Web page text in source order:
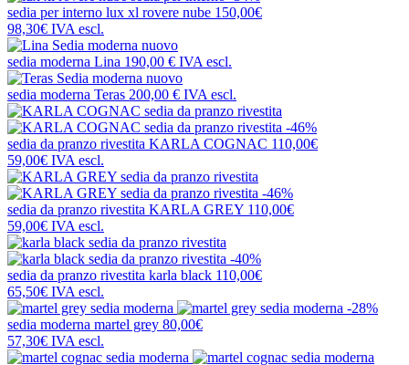
sedia per interno lux xl rovere nube 150,00€
98,30€ IVA escl.
nuovo
sedia moderna Lina 190,00 € IVA escl.
nuovo
sedia moderna Teras 200,00 € IVA escl.
-46%
sedia da pranzo rivestita KARLA COGNAC 110,00€
59,00€ IVA escl.
-46%
sedia da pranzo rivestita KARLA GREY 110,00€
59,00€ IVA escl.
-40%
sedia da pranzo rivestita karla black 110,00€
65,50€ IVA escl.
-28%
sedia moderna martel grey 80,00€
57,30€ IVA escl.